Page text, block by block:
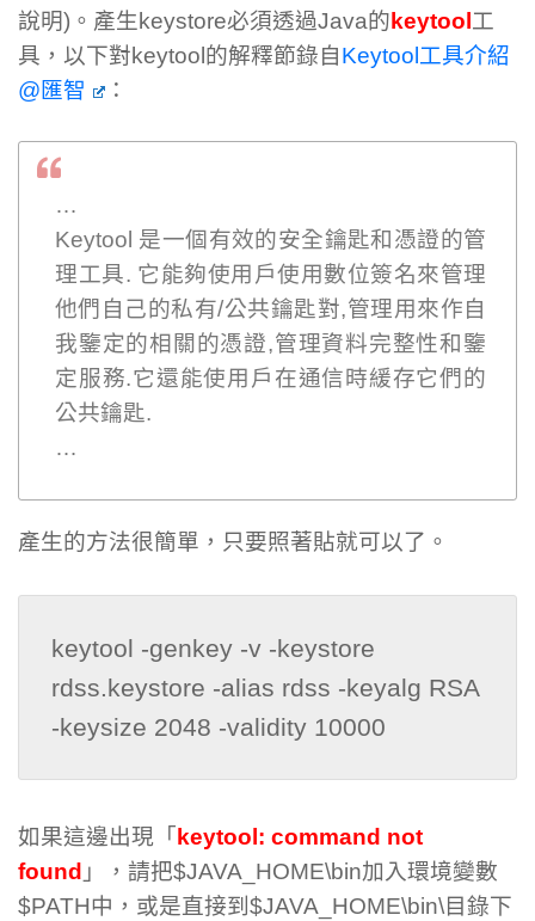
說明)。產生keystore必須透過Java的keytool工
具，以下對keytool的解釋節錄自Keytool工具介紹
@匯智
：
…
Keytool 是一個有效的安全鑰匙和憑證的管
理工具. 它能夠使用戶使用數位簽名來管理
他們自己的私有/公共鑰匙對,管理用來作自
我鑒定的相關的憑證,管理資料完整性和鑒
定服務.它還能使用戶在通信時緩存它們的
公共鑰匙.
…
產生的方法很簡單，只要照著貼就可以了。
keytool -genkey -v -keystore
rdss.keystore -alias rdss -keyalg RSA
-keysize 2048 -validity 10000
如果這邊出現「 keytool: command not
found 」，請把$JAVA_HOME\bin加入環境變數
$PATH中，或是直接到$JAVA_HOME\bin\目錄下